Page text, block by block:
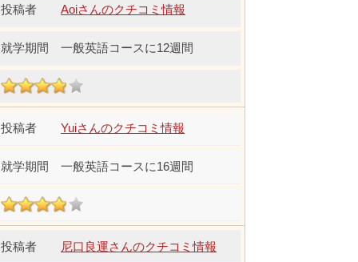
Aoiさんのクチコミ情報
一般英語コースに12週間
Yuiさんのクチコミ情報
一般英語コースに16週間
尼口良運さんのクチコミ情報